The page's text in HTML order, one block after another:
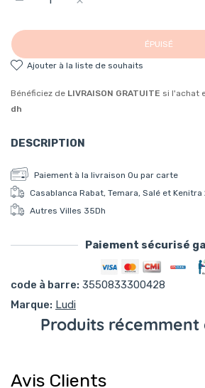
Augmenter la quantité
Augmenter la quantité de LUDI -
ÉPUISÉ
ajouter à la liste de souhaits
Bénéficiez de LIVRAISON GRATUITE si l'achat
dh
DESCRIPTION
Ludi Book of Odors 12M+ - Fruits
The Fruit Flavors book will be a
Children's first books encourage
enrich vocabulary. They are an
the bonds between children and their
reading and discovery are always
Paiement à la livraison Ou par carte
Casablanca Rabat, Temara, Salé et Kenitra
Autres Villes 35Dh
Paiement sécurisé
Moyens
code à barre: 3550833300428
Marque: Ludi
Produits récemment
Avis Clients